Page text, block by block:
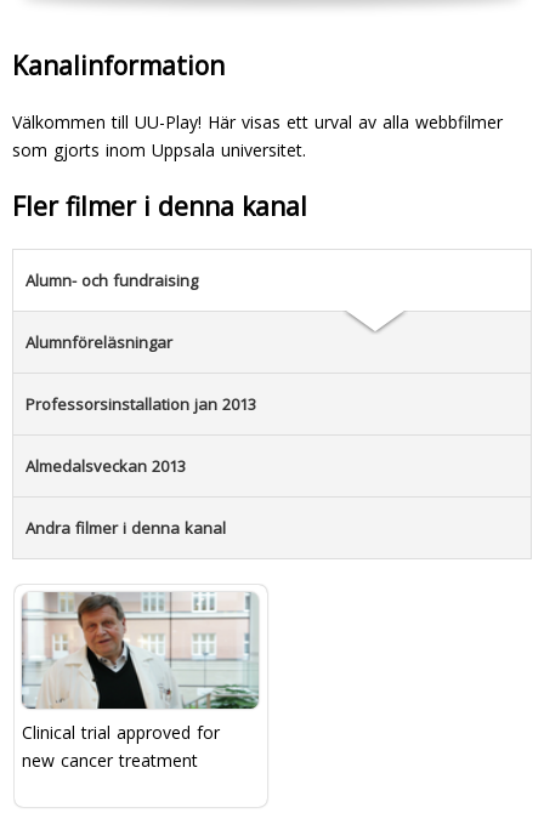
Kanalinformation
Välkommen till UU-Play! Här visas ett urval av alla webbfilmer
som gjorts inom Uppsala universitet.
Fler filmer i denna kanal
Alumn- och fundraising
Alumnföreläsningar
Professorsinstallation jan 2013
Almedalsveckan 2013
Andra filmer i denna kanal
Clinical trial approved for
new cancer treatment